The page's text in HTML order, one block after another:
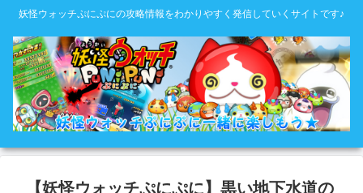
妖怪ウォッチぷにぷにの攻略情報をわかりやすく発信していくサイトです♪
【妖怪ウォッチぷにぷに】黒い地下水道の